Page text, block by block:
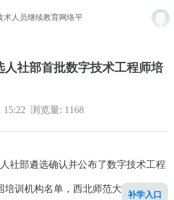
术人员继续教育网络平
人社部首批数字技术工程师培
浏览量: 1168
社部遴选确认并公布了数字技术工程
培训机构名单，西北师范大学经审核
补学入口